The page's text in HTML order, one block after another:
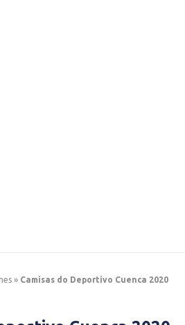
» Camisas do Deportivo Cuenca 2020